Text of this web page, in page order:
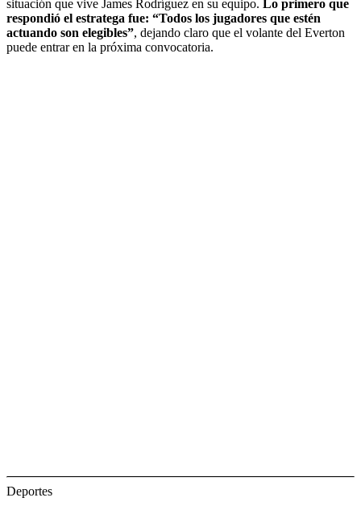
situación que vive James Rodríguez en su equipo. Lo primero que
respondió el estratega fue: “Todos los jugadores que estén
actuando son elegibles”, dejando claro que el volante del Everton
puede entrar en la próxima convocatoria.
Deportes